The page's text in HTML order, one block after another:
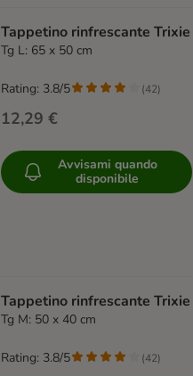
Tappetino rinfrescante Trixie
Tg L: 65 x 50 cm
12,29 €
Rating: 3.8/5 (42)
Avvisami quando
disponibile
Tappetino rinfrescante Trixie
Tg M: 50 x 40 cm
Rating: 3.8/5 (42)